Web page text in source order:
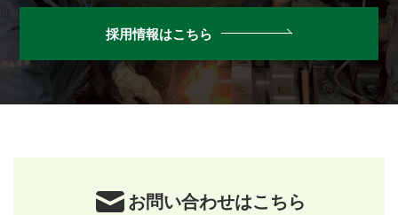
採用情報はこちら
お問い合わせはこちら